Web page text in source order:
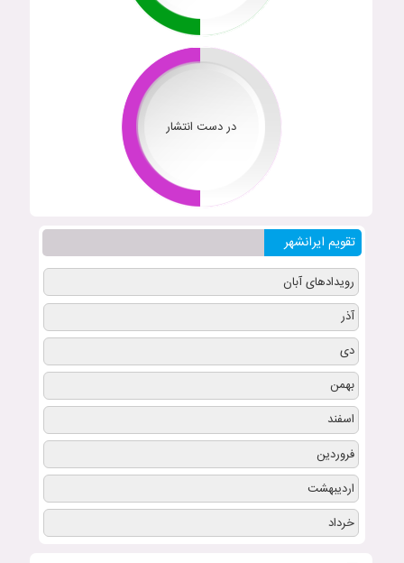
در دست انتشار
تقویم ایرانشهر
رویدادهای آبان
آذر
دی
بهمن
اسفند
فروردین
اردیبهشت
خرداد